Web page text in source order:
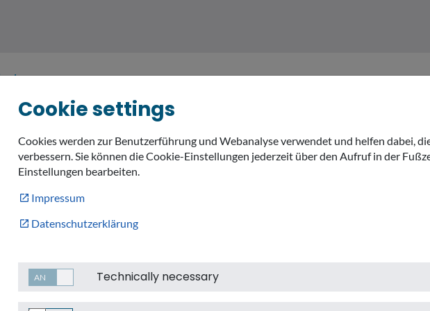
KARTE MEIN LANDKREIS THEMEN
Cookie settings
Cookies werden zur Benutzerführung und Webanalyse verwendet und helfen dabei,
verbessern. Sie können die Cookie-Einstellungen jederzeit über den Aufruf in der
Einstellungen bearbeiten.
Impressum
Datenschutzerklärung
Technically necessary